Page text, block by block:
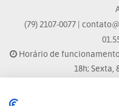
(79) 2107-0077 |
Horário de
18h; Sexta,
Site